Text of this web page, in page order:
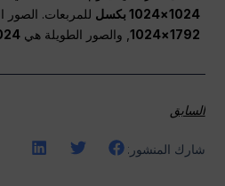
1024×1024 بكسل
للمربعات. الصور
1792×1024
, والصور الطويلة هي
السابق
شارك المنشور: